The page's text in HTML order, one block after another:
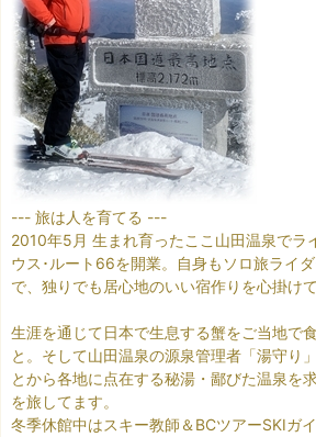
--- 旅は人を育てる ---
2010年5月 生まれ育ったここ山田温泉でラ
ウス･ルート66を開業。自身もソロ旅ライ
で、独りでも居心地のいい宿作りを心掛けて
生涯を通じて日本で生息する蟹をご当地で
と。そして山田温泉の源泉管理者「湯守り
とから各地に点在する秘湯・鄙びた温泉を
を旅してます。
冬季休館中はスキー教師＆BCツアーSKIガ